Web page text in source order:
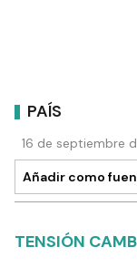
PAÍS
16 de septiembre
Añadir como
TENSIÓN